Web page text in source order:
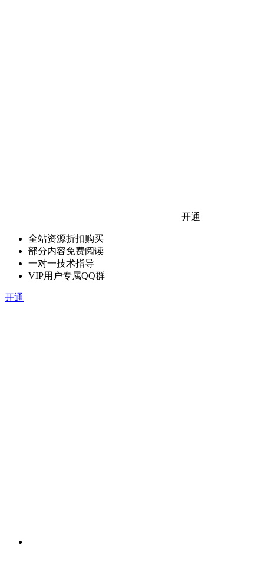
开通
全站资源折扣购买
部分内容免费阅读
一对一技术指导
VIP用户专属QQ群
开通